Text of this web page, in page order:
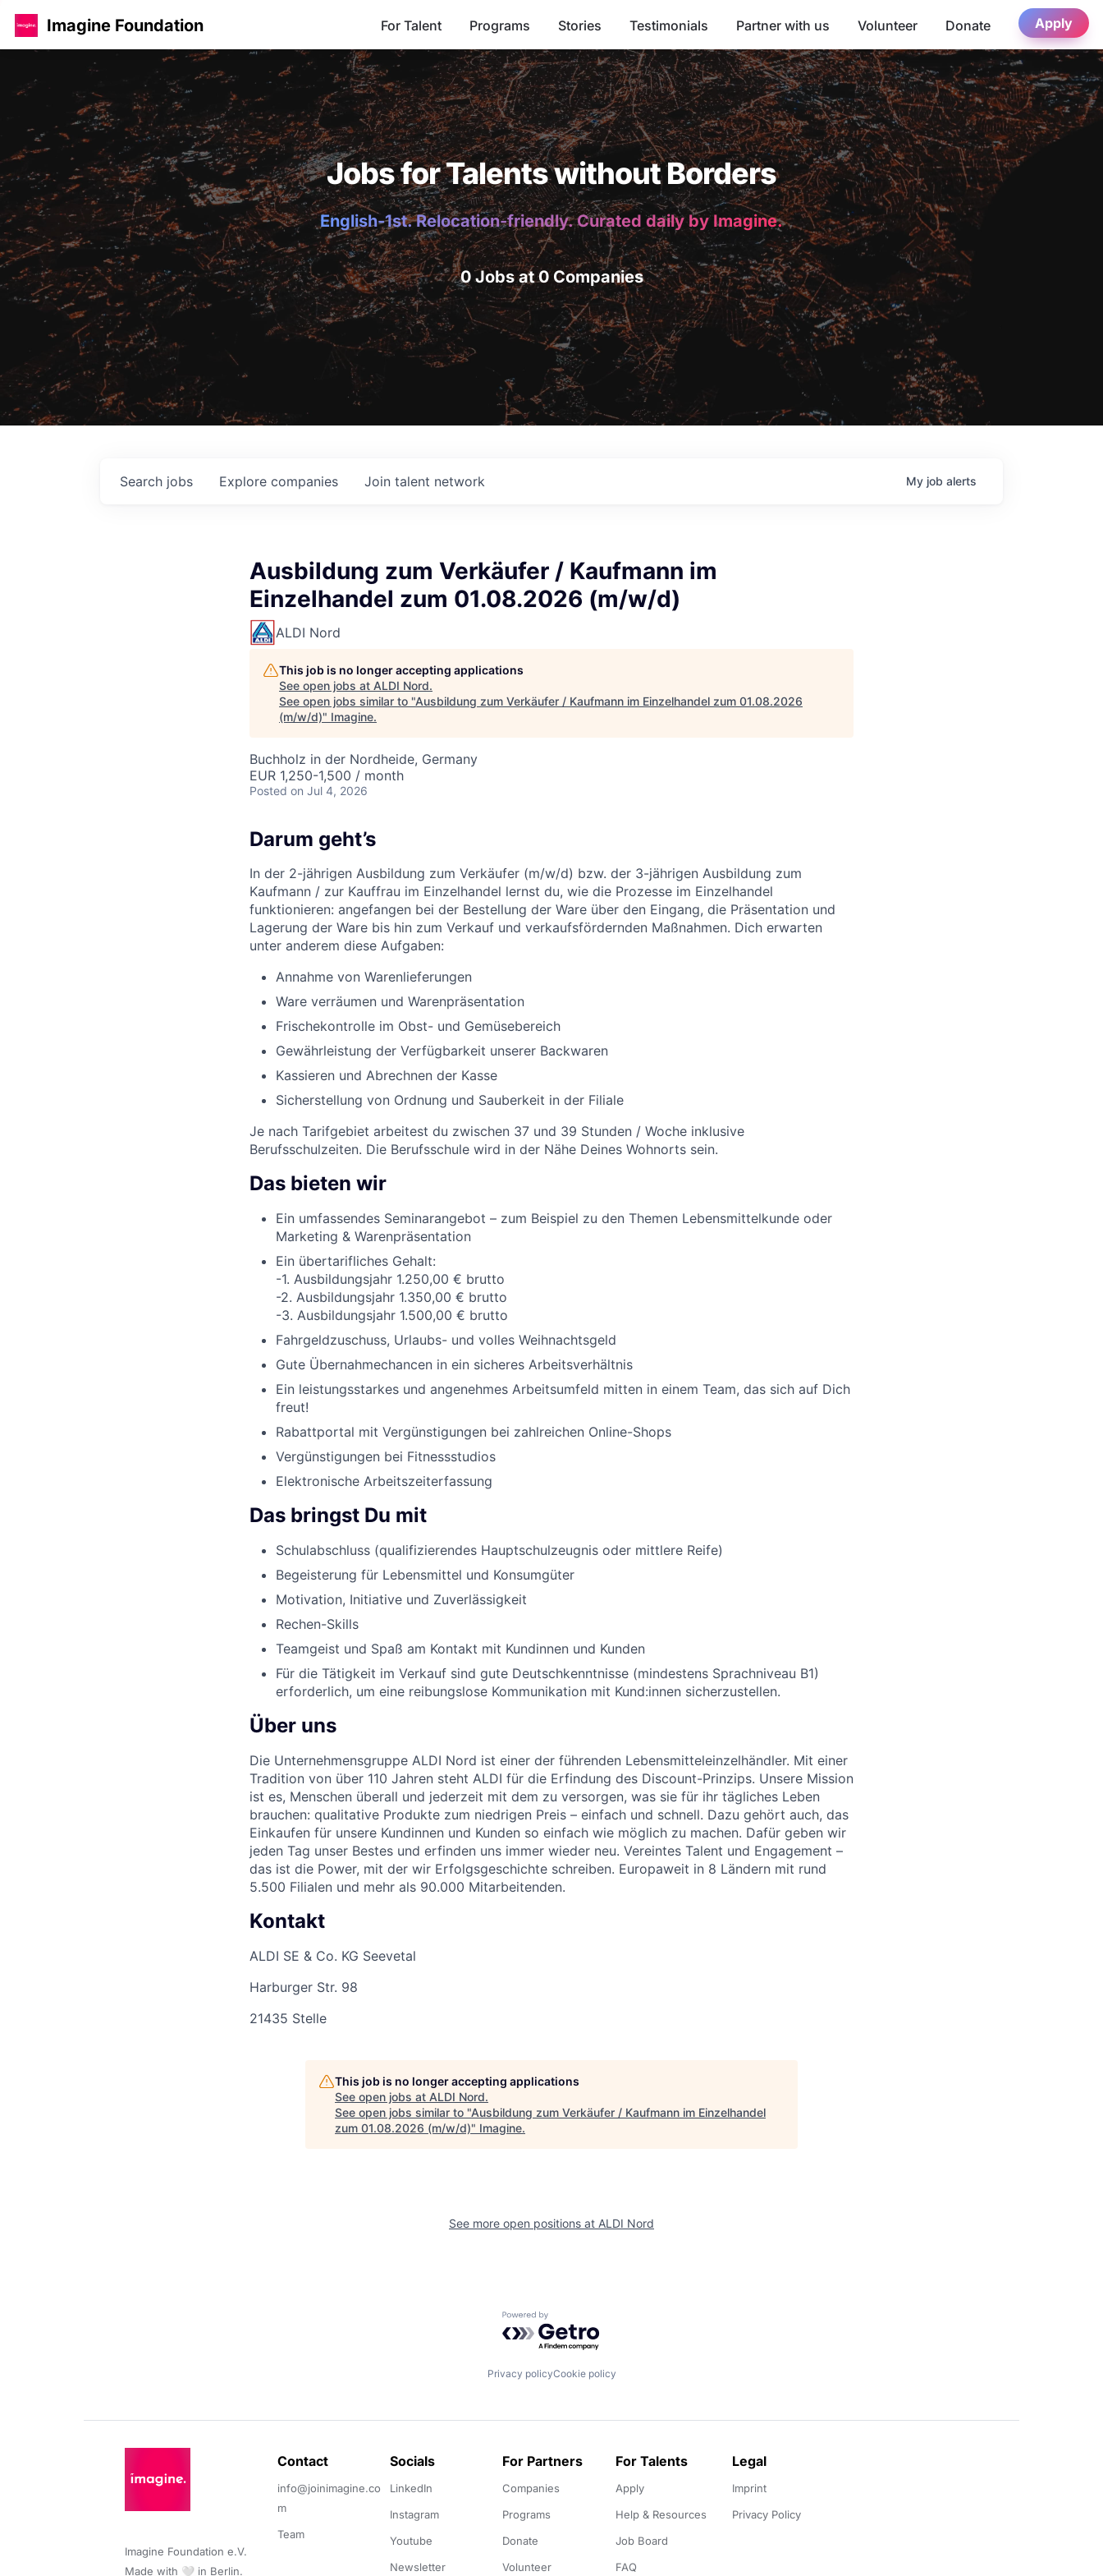
Imagine Foundation For Talent Programs Stories Testimonials Partner with us Volunteer Donate Apply
Jobs for Talents without Borders
English-1st. Relocation-friendly. Curated daily by Imagine.
0 Jobs at 0 Companies
Search jobs Explore companies Join talent network My job alerts
Ausbildung zum Verkäufer / Kaufmann im
Einzelhandel zum 01.08.2026 (m/w/d)
ALDI Nord
This job is no longer accepting applications
See open jobs at ALDI Nord.
See open jobs similar to "Ausbildung zum Verkäufer / Kaufmann im Einzelhandel zum 01.08.2026
(m/w/d)" Imagine.
Buchholz in der Nordheide, Germany
EUR 1,250-1,500 / month
Posted on Jul 4, 2026
Darum geht’s
In der 2-jährigen Ausbildung zum Verkäufer (m/w/d) bzw. der 3-jährigen Ausbildung zum
Kaufmann / zur Kauffrau im Einzelhandel lernst du, wie die Prozesse im Einzelhandel
funktionieren: angefangen bei der Bestellung der Ware über den Eingang, die Präsentation und
Lagerung der Ware bis hin zum Verkauf und verkaufsfördernden Maßnahmen. Dich erwarten
unter anderem diese Aufgaben:
Annahme von Warenlieferungen
Ware verräumen und Warenpräsentation
Frischekontrolle im Obst- und Gemüsebereich
Gewährleistung der Verfügbarkeit unserer Backwaren
Kassieren und Abrechnen der Kasse
Sicherstellung von Ordnung und Sauberkeit in der Filiale
Je nach Tarifgebiet arbeitest du zwischen 37 und 39 Stunden / Woche inklusive
Berufsschulzeiten. Die Berufsschule wird in der Nähe Deines Wohnorts sein.
Das bieten wir
Ein umfassendes Seminarangebot – zum Beispiel zu den Themen Lebensmittelkunde oder
Marketing & Warenpräsentation
Ein übertarifliches Gehalt:
-1. Ausbildungsjahr 1.250,00 € brutto
-2. Ausbildungsjahr 1.350,00 € brutto
-3. Ausbildungsjahr 1.500,00 € brutto
Fahrgeldzuschuss, Urlaubs- und volles Weihnachtsgeld
Gute Übernahmechancen in ein sicheres Arbeitsverhältnis
Ein leistungsstarkes und angenehmes Arbeitsumfeld mitten in einem Team, das sich auf Dich
freut!
Rabattportal mit Vergünstigungen bei zahlreichen Online-Shops
Vergünstigungen bei Fitnessstudios
Elektronische Arbeitszeiterfassung
Das bringst Du mit
Schulabschluss (qualifizierendes Hauptschulzeugnis oder mittlere Reife)
Begeisterung für Lebensmittel und Konsumgüter
Motivation, Initiative und Zuverlässigkeit
Rechen-Skills
Teamgeist und Spaß am Kontakt mit Kundinnen und Kunden
Für die Tätigkeit im Verkauf sind gute Deutschkenntnisse (mindestens Sprachniveau B1)
erforderlich, um eine reibungslose Kommunikation mit Kund:innen sicherzustellen.
Über uns
Die Unternehmensgruppe ALDI Nord ist einer der führenden Lebensmitteleinzelhändler. Mit einer
Tradition von über 110 Jahren steht ALDI für die Erfindung des Discount-Prinzips. Unsere Mission
ist es, Menschen überall und jederzeit mit dem zu versorgen, was sie für ihr tägliches Leben
brauchen: qualitative Produkte zum niedrigen Preis – einfach und schnell. Dazu gehört auch, das
Einkaufen für unsere Kundinnen und Kunden so einfach wie möglich zu machen. Dafür geben wir
jeden Tag unser Bestes und erfinden uns immer wieder neu. Vereintes Talent und Engagement –
das ist die Power, mit der wir Erfolgsgeschichte schreiben. Europaweit in 8 Ländern mit rund
5.500 Filialen und mehr als 90.000 Mitarbeitenden.
Kontakt
ALDI SE & Co. KG Seevetal
Harburger Str. 98
21435 Stelle
This job is no longer accepting applications
See open jobs at ALDI Nord.
See open jobs similar to "Ausbildung zum Verkäufer / Kaufmann im Einzelhandel
zum 01.08.2026 (m/w/d)" Imagine.
See more open positions at ALDI Nord
Powered by Getro.com
Privacy policyCookie policy
Imagine Foundation e.V.
Made with 🤍 in Berlin.
Contact
info@joinimagine.co
m
Team
Socials
LinkedIn
Instagram
Youtube
Newsletter
For Partners
Companies
Programs
Donate
Volunteer
For Talents
Apply
Help & Resources
Job Board
FAQ
Legal
Imprint
Privacy Policy